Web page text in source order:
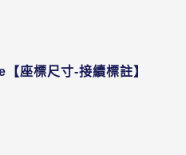
座標尺寸-接續標註】